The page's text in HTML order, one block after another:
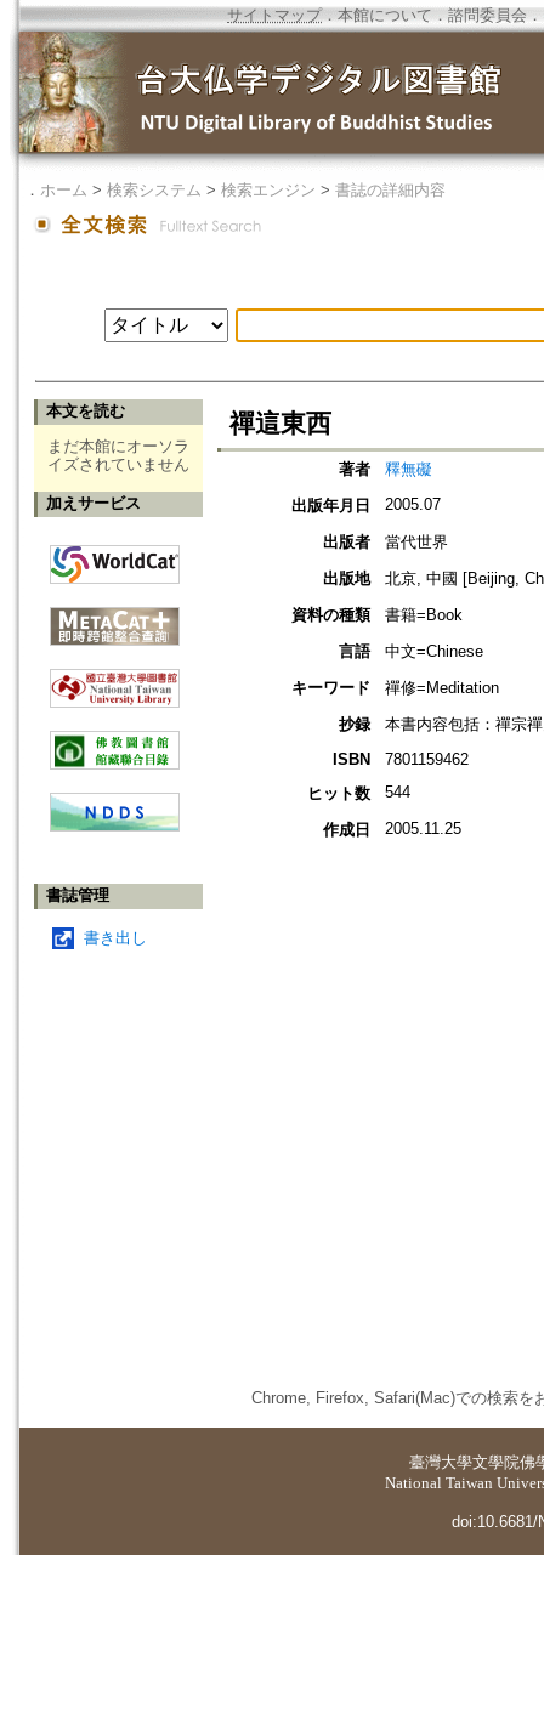
サイトマップ．本館について ． 諮問委員会 ．
． ホーム > 検索システム > 検索エンジン > 書誌の詳細内容
本文を読む
まだ本館にオーソラ
イズされていません
加えサービス
書誌管理
書き出し
禪這東西
著者
釋無礙
出版年月日
2005.07
出版者
當代世界
出版地
北京, 中國 [Beijing,
資料の種類
書籍=Book
言語
中文=Chinese
キーワード
禪修=Meditation
抄録
本書内容包括：禪宗
ISBN
7801159462
ヒット数
544
作成日 2005.11.25
Chrome, Firefox, Safari(Mac)での検索を
臺灣大學文學院佛
National Taiwan
doi:10.6681/